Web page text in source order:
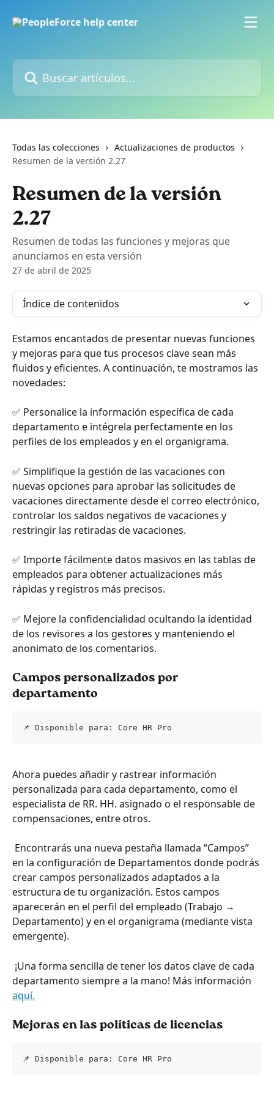
Buscar artículos...
Todas las colecciones
Actualizaciones de productos
Resumen de la versión 2.27
Resumen de la versión
2.27
Resumen de todas las funciones y mejoras que
anunciamos en esta versión
27 de abril de 2025
Índice de contenidos
Estamos encantados de presentar nuevas funciones
y mejoras para que tus procesos clave sean más
fluidos y eficientes. A continuación, te mostramos las
novedades:
✅ Personalice la información específica de cada
departamento e intégrela perfectamente en los
perfiles de los empleados y en el organigrama.
✅ Simplifique la gestión de las vacaciones con
nuevas opciones para aprobar las solicitudes de
vacaciones directamente desde el correo electrónico,
controlar los saldos negativos de vacaciones y
restringir las retiradas de vacaciones.
✅ Importe fácilmente datos masivos en las tablas de
empleados para obtener actualizaciones más
rápidas y registros más precisos.
✅ Mejore la confidencialidad ocultando la identidad
de los revisores a los gestores y manteniendo el
anonimato de los comentarios.
Campos personalizados por
departamento
📌 Disponible para: Core HR Pro
Ahora puedes añadir y rastrear información
personalizada para cada departamento, como el
especialista de RR. HH. asignado o el responsable de
compensaciones, entre otros.
en la configuración de Departamentos donde podrás
crear campos personalizados adaptados a la
estructura de tu organización. Estos campos
aparecerán en el perfil del empleado (Trabajo →
Departamento) y en el organigrama (mediante vista
emergente).
departamento siempre a la mano! Más información
aquí.
Mejoras en las políticas de licencias
📌 Disponible para: Core HR Pro